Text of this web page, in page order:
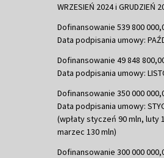
WRZESIEŃ 2024 i GRUDZIEŃ
Dofinansowanie 539 800
Data podpisania umowy:
Dofinansowanie 49 848
Data podpisania umowy:
Dofinansowanie 350 000
Data podpisania umowy:
(wpłaty styczeń 90 mln, luty
marzec 130 mln)
Dofinansowanie 300 000